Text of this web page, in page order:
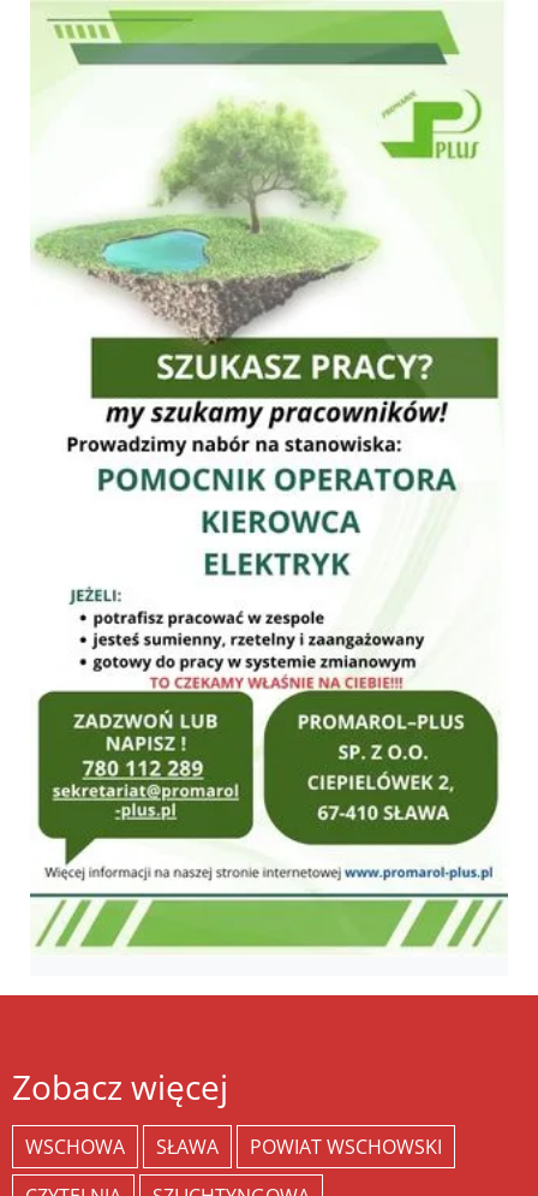
Zobacz więcej
WSCHOWA SŁAWA
POWIAT WSCHOWSKI